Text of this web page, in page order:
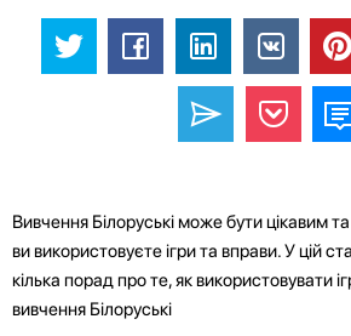
Вивчення Білоруські може бути цікавим
ви використовуєте ігри та вправи. У цій
кілька порад про те, як використовувати
вивчення Білоруські